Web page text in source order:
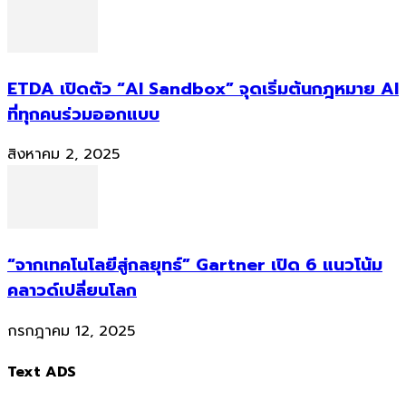
ETDA เปิดตัว “AI Sandbox” จุดเริ่มต้นกฎหมาย AI
ที่ทุกคนร่วมออกแบบ
สิงหาคม 2, 2025
“จากเทคโนโลยีสู่กลยุทธ์” Gartner เปิด 6 แนวโน้ม
คลาวด์เปลี่ยนโลก
กรกฎาคม 12, 2025
Text ADS